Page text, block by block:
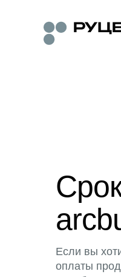
Если вы
оплаты